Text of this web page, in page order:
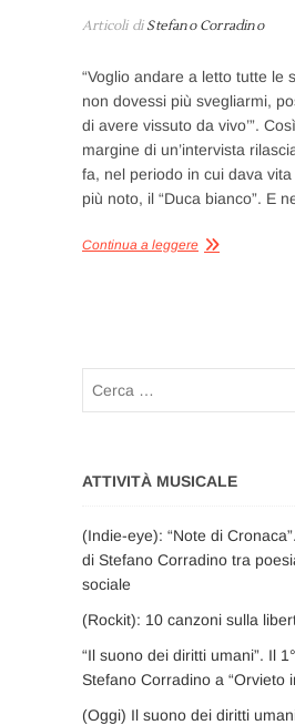
Articoli diStefano Corradino
“Voglio andare a letto tutte le
non dovessi più svegliarmi,
di avere vissuto da vivo’”.
margine di un’intervista
fa, nel periodo in cui dava
più noto, il “Duca bianco”. E
Continua a leggere
ATTIVITÀ MUSICALE
(Indie-eye): “Note di
di Stefano Corradino tra
sociale
(Rockit): 10 canzoni sulla
“Il suono dei diritti umani”. Il
Stefano Corradino a “Orvieto
(Oggi) Il suono dei diritti